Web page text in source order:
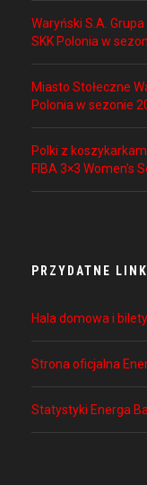
Waryński S.A.
SKK Polonia w
Miasto Stołeczne
Polonia w sezonie
Polki z
FIBA 3×3 Women’s
PRZYDATNE LINKI
Hala domowa i
Strona oficjalna
Statystyki Energa